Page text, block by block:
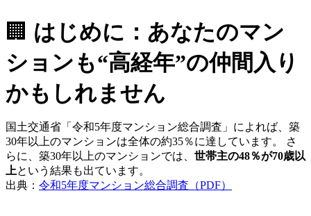
🏢 はじめに：あなたのマン
ションも“高経年”の仲間入り
かもしれません
国土交通省「令和5年度マンション総合調査」によれば、築
30年以上のマンションは全体の約35％に達しています。 さ
らに、築30年以上のマンションでは、 世帯主の48％が70歳以
上という結果も出ています。
出典： 令和5年度マンション総合調査（PDF）